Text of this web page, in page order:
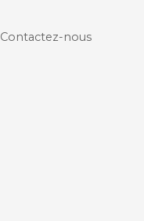
Contactez-nous